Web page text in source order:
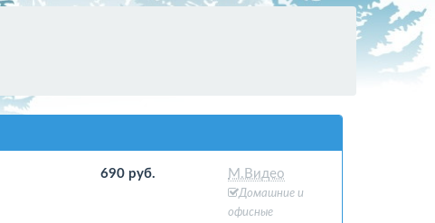
690 руб. М.Видео
Домашние и
офисные